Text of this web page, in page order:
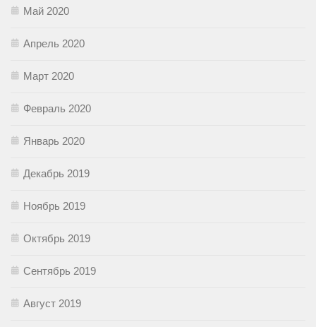
Май 2020
Апрель 2020
Март 2020
Февраль 2020
Январь 2020
Декабрь 2019
Ноябрь 2019
Октябрь 2019
Сентябрь 2019
Август 2019